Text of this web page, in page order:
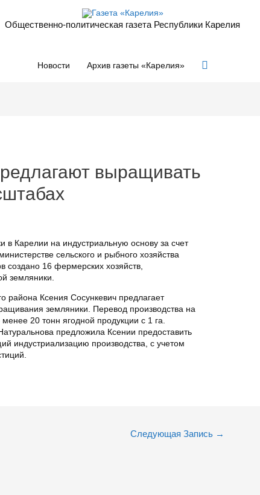
Общественно-политическая газета Республики Карелия
Новости Архив газеты «Карелия» Поиск
выращивать
Карелии на индустриальную основу за счет
сельского и рыбного хозяйства
создано 16 фермерских хозяйств,
земляники.
района Ксения Сосункевич предлагает
земляники. Перевод производства на
20 тонн ягодной продукции с 1 га.
предложила Ксении предоставить
индустриализацию производства, с учетом
Следующая Запись →